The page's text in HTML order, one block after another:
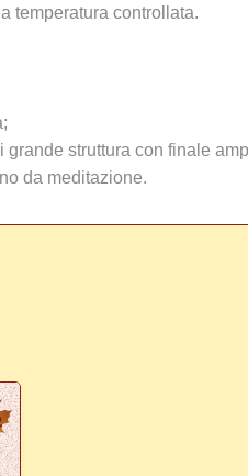
temperatura controllata.
struttura con finale
da meditazione.